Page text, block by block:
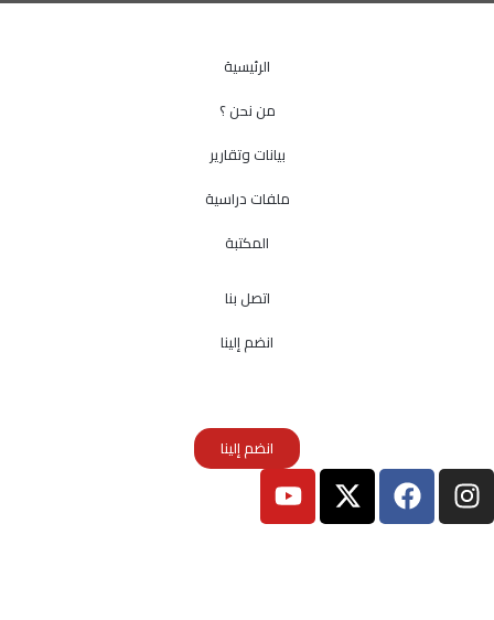
الرئيسية
من نحن ؟
بيانات وتقارير
ملفات دراسية
المكتبة
اتصل بنا
انضم إلينا
انضم إلينا